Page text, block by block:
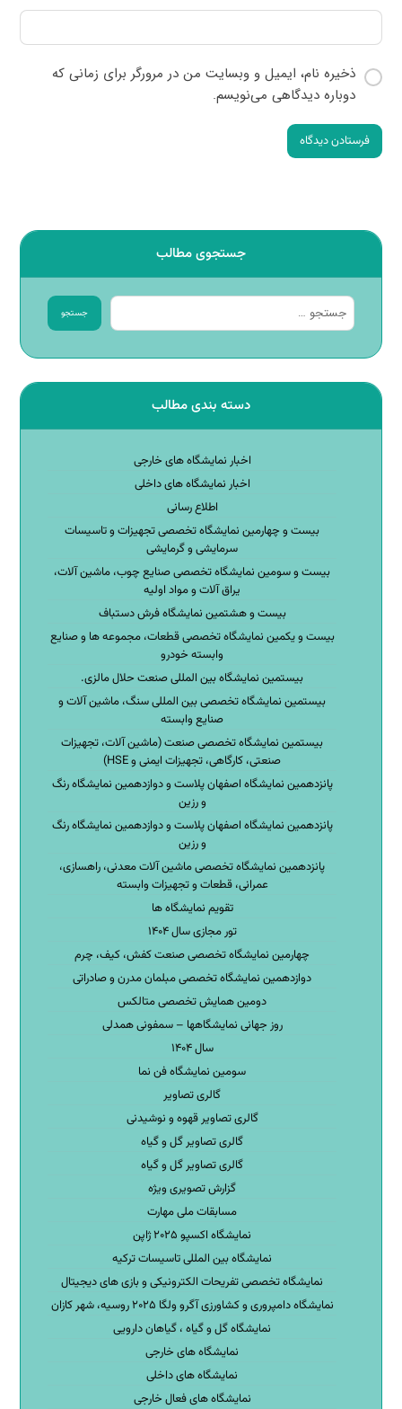
ذخیره نام، ایمیل و وبسایت من در مرورگر برای زمانی که
دوباره دیدگاهی می‌نویسم.
فرستادن دیدگاه
جستجوی مطالب
جستجو
دسته بندی مطالب
اخبار نمایشگاه های خارجی
اخبار نمایشگاه های داخلی
اطلاع رسانی
بیست و چهارمین نمایشگاه تخصصی تجهیزات و تاسیسات
سرمایشی و گرمایشی
بیست و سومین نمایشگاه تخصصی صنایع چوب، ماشین آلات،
یراق آلات و مواد اولیه
بیست و هشتمین نمایشگاه فرش دستباف
بیست و یکمین نمایشگاه تخصصی قطعات، مجموعه ها و صنایع
وابسته خودرو
بیستمین نمایشگاه بین المللی صنعت حلال مالزی.
بیستمین نمایشگاه تخصصی بین المللی سنگ، ماشین آلات و
صنایع وابسته
بیستمین نمایشگاه تخصصی صنعت (ماشین آلات، تجهیزات
صنعتی، کارگاهی، تجهیزات ایمنی و HSE)
پانزدهمین نمایشگاه اصفهان پلاست و دوازدهمین نمایشگاه رنگ
و رزین
پانزدهمین نمایشگاه اصفهان پلاست و دوازدهمین نمایشگاه رنگ
و رزین
پانزدهمین نمایشگاه تخصصی ماشین آلات معدنی، راهسازی،
عمرانی، قطعات و تجهیزات وابسته
تقویم نمایشگاه ها
تور مجازی سال ۱۴۰۴
چهارمین نمایشگاه تخصصی صنعت کفش، کیف، چرم
دوازدهمین نمایشگاه تخصصی مبلمان مدرن و صادراتی
دومین همایش تخصصی متالکس
روز جهانی نمایشگاهها – سمفونی همدلی
سال ۱۴۰۴
سومین نمایشگاه فن نما
گالری تصاویر
گالری تصاویر قهوه و نوشیدنی
گالری تصاویر گل و گیاه
گالری تصاویر گل و گیاه
گزارش تصویری ویژه
مسابقات ملی مهارت
نمایشگاه اکسپو ۲۰۲۵ ژاپن
نمایشگاه بین المللی تاسیسات ترکیه
نمایشگاه تخصصی تفریحات الکترونیکی و بازی های دیجیتال
نمایشگاه دامپروری و کشاورزی آگرو ولگا ۲۰۲۵ روسیه، شهر کازان
نمایشگاه گل و گیاه ، گیاهان دارویی
نمایشگاه های خارجی
نمایشگاه های داخلی
نمایشگاه های فعال خارجی